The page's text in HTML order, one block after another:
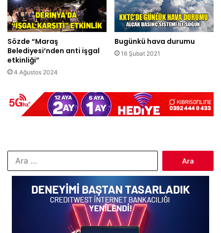
Sözde “Maraş
Belediyesi’nden anti işgal
etkinliği”
4 Ağustos 2024
Bugünkü hava durumu
16 Şubat 2021